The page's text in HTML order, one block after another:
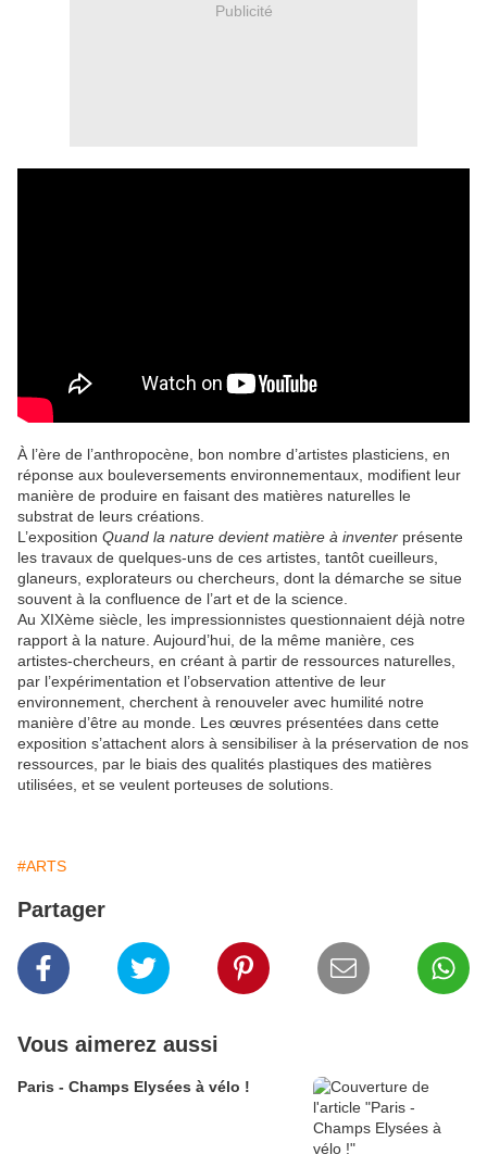
Publicité
À l’ère de l’anthropocène, bon nombre d’artistes plasticiens, en
réponse aux bouleversements environnementaux, modifient leur
manière de produire en faisant des matières naturelles le
substrat de leurs créations.
L’exposition Quand la nature devient matière à inventer présente
les travaux de quelques-uns de ces artistes, tantôt cueilleurs,
glaneurs, explorateurs ou chercheurs, dont la démarche se situe
souvent à la confluence de l’art et de la science.
Au XIXème siècle, les impressionnistes questionnaient déjà notre
rapport à la nature. Aujourd’hui, de la même manière, ces
artistes-chercheurs, en créant à partir de ressources naturelles,
par l’expérimentation et l’observation attentive de leur
environnement, cherchent à renouveler avec humilité notre
manière d’être au monde. Les œuvres présentées dans cette
exposition s’attachent alors à sensibiliser à la préservation de nos
ressources, par le biais des qualités plastiques des matières
utilisées, et se veulent porteuses de solutions.
#ARTS
Partager
Vous aimerez aussi
Paris - Champs Elysées à vélo !